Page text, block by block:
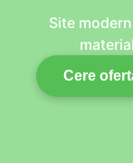
Site
Cere